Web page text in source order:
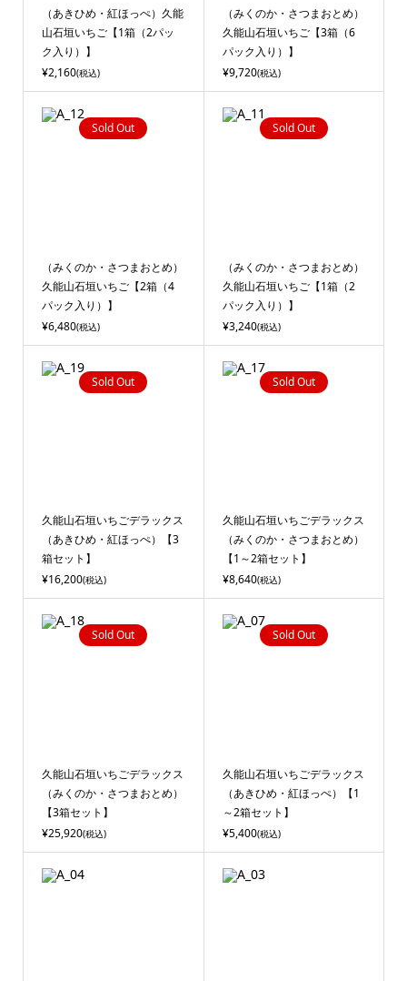
（あきひめ・紅ほっぺ）久能
山石垣いちご【1箱（2パッ
ク入り）】
¥2,160(税込)
（みくのか・さつまおとめ）
久能山石垣いちご【3箱（6
パック入り）】
¥9,720(税込)
Sold Out
（みくのか・さつまおとめ）
久能山石垣いちご【2箱（4
パック入り）】
¥6,480(税込)
Sold Out
（みくのか・さつまおとめ）
久能山石垣いちご【1箱（2
パック入り）】
¥3,240(税込)
Sold Out
久能山石垣いちごデラックス
（あきひめ・紅ほっぺ）【3
箱セット】
¥16,200(税込)
Sold Out
久能山石垣いちごデラックス
（みくのか・さつまおとめ）
【1～2箱セット】
¥8,640(税込)
Sold Out
久能山石垣いちごデラックス
（みくのか・さつまおとめ）
【3箱セット】
¥25,920(税込)
Sold Out
久能山石垣いちごデラックス
（あきひめ・紅ほっぺ）【1
～2箱セット】
¥5,400(税込)